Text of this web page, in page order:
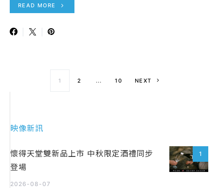
READ MORE
文章導覽
1 2 ... 10 NEXT
映像新訊
1
懷得天堂雙新品上市 中秋限定酒禮同步
登場
2026-08-07